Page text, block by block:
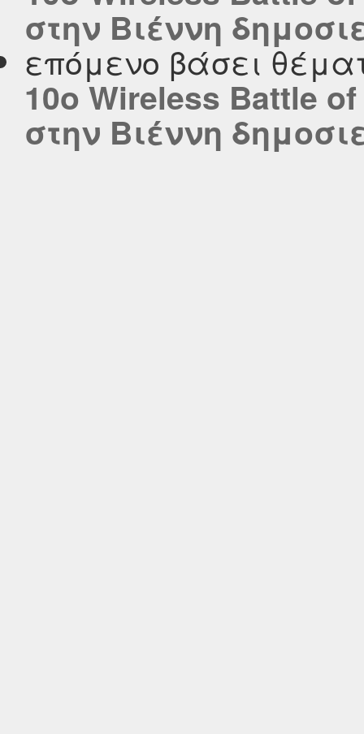
στην Βιέννη
επόμενο βάσει
10ο Wireless Battle
στην Βιέννη